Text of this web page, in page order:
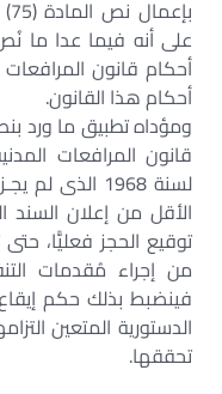
على أنه فيما عدا ما
أحكام قانون المرافعات
أحكام هذا القانون.
لسنة 1968
الأقل من إعلان
توقيع الحجز فعليًّا،
من إجراء مُقدمات
فينضبط بذلك حكم إيقاع
الدستورية المتعين
تحققها.